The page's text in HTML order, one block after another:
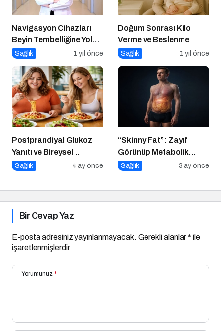
Navigasyon Cihazları
Beyin Tembelliğine Yol
Açıyor mu?
Sağlık 1 yıl önce
Doğum Sonrası Kilo
Verme ve Beslenme
Sağlık 1 yıl önce
Postprandiyal Glukoz
Yanıtı ve Bireysel
Farklılıklar
Sağlık 4 ay önce
“Skinny Fat”: Zayıf
Görünüp Metabolik
Olarak Riskli Olmak
Sağlık 3 ay önce
Bir Cevap Yaz
E-posta adresiniz yayınlanmayacak. Gerekli alanlar* ile
işaretlenmişlerdir
Yorumunuz *